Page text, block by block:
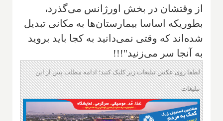
از وقتشان در بخش اورژانس می‌گذرد،
بطوریکه اساسا بیمارستان‌ها به مکانی تبدیل
شده‌اند که وقتی نمی‌دانید به کجا باید بروید
به آنجا سر می‌زنید"!!!
لطفا روی عکس تبلیغات زیر کلیک کنید؛ ادامه مطلب پس از این
تبلیغات